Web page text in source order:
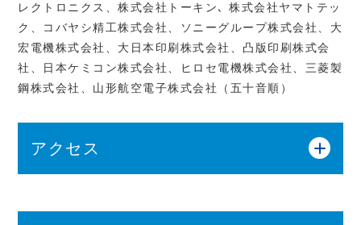
レクトロニクス、株式会社トーキン､ 株式会社ヤマトテッ
ク、コバヤシ精工株式会社、ソニーグループ株式会社、大
宏電機株式会社、大日本印刷株式会社、凸版印刷株式会
社、日本ケミコン株式会社、ヒロセ電機株式会社、三菱製
鋼株式会社、山形航空電子株式会社（五十音順）
アクセス